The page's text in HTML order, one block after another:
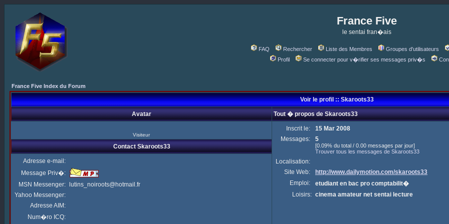
France Five
le sentai fran�ais
FAQ Rechercher Liste des Membres Groupes d'utilisateurs
Profil
Se connecter pour v�rifier ses messages priv�s
France Five Index du Forum
Voir le profil :: Skaroots33
Avatar Tout � propos de Skaroots33
Visiteur
Inscrit le:
15 Mar 2008
Messages:
5
[0.09% du total / 0.00 messages par jour]
Trouver tous les messages de Skaroots33
Localisation:
Site Web:
http://www.dailymotion.com/skaroots33
Emploi:
etudiant en bac pro comptabilit�
Loisirs: cinema amateur net sentai lecture
Contact Skaroots33
Adresse e-mail:
Message Priv�:
MSN Messenger:
lutins_noiroots@hotmail.fr
Yahoo Messenger:
Adresse AIM:
Num�ro ICQ: